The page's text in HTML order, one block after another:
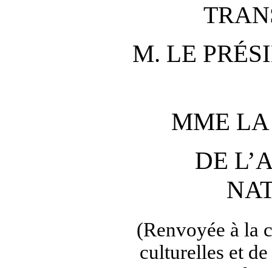
M. LE
MME LA
DE
(Renvoyée à la
culturelles et